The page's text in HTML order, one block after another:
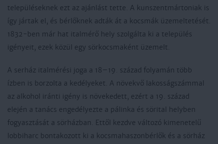
településeknek ezt az ajánlást tette. A kunszentmártoniak is
így jártak el, és bérlőknek adták át a kocsmák üzemeltetését.
1832-ben már hat italmérő hely szolgálta ki a település
igényeit, ezek közül egy sörkocsmaként üzemelt.
A serház italmérési joga a 18–19. század folyamán több
ízben is borzolta a kedélyeket. A növekvő lakosságszámmal
az alkohol iránti igény is növekedett, ezért a 19. század
elején a tanács engedélyezte a pálinka és sörital helyben
fogyasztását a sörházban. Ettől kezdve változó kimenetelű
lobbiharc bontakozott ki a kocsmahaszonbérlők és a sörház